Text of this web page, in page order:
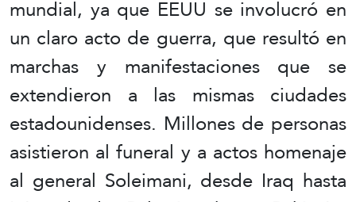
mundial, ya que EEUU se involucró en
un claro acto de guerra, que resultó en
marchas y manifestaciones que se
extendieron a las mismas ciudades
estadounidenses. Millones de personas
asistieron al funeral y a actos homenaje
al general Soleimani, desde Iraq hasta